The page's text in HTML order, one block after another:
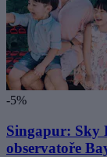
-5%
Singapur: Sky
observatoře